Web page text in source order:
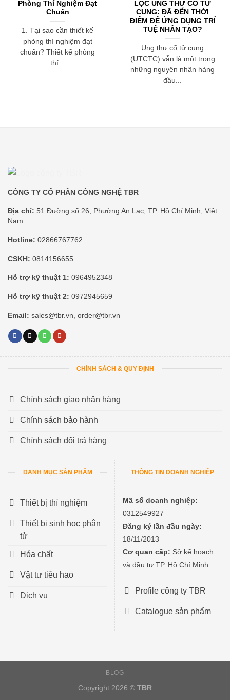
Phòng Thí Nghiệm Đạt
Chuẩn
1. Tại sao cần thiết kế
phòng thí nghiệm đạt
chuẩn? Thiết kế phòng
thí...
LỌC UNG THƯ CỔ TỬ
CUNG: ĐÃ ĐẾN THỜI
ĐIỂM ĐỂ ỨNG DỤNG TRÍ
TUỆ NHÂN TẠO?
Ung thư cổ tử cung
(UTCTC) vẫn là một trong
những nguyên nhân hàng
đầu...
CÔNG TY CỔ PHẦN CÔNG NGHỆ TBR
Địa chỉ: 51 Đường số 26, Phường An Lạc, TP. Hồ Chí Minh, Việt
Nam.
Hotline: 02866767762
CSKH: 0814156655
Hỗ trợ kỹ thuật 1: 0964952348
Hỗ trợ kỹ thuật 2: 0972945659
Email: sales@tbr.vn, order@tbr.vn
CHÍNH SÁCH & QUY ĐỊNH
Chính sách giao nhận hàng
Chính sách bảo hành
Chính sách đổi trả hàng
DANH MỤC SẢN PHẨM
Thiết bị thí nghiệm
Thiết bị sinh học phân
tử
Hóa chất
Vật tư tiêu hao
Dịch vụ
THÔNG TIN DOANH NGHIỆP
Mã số doanh nghiệp:
0312549927
Đăng ký lần đầu ngày:
18/11/2013
Cơ quan cấp: Sở kế hoạch
và đầu tư TP. Hồ Chí Minh
Profile công ty TBR
Catalogue sản phẩm
BLOG
Copyright 2026 © TBR